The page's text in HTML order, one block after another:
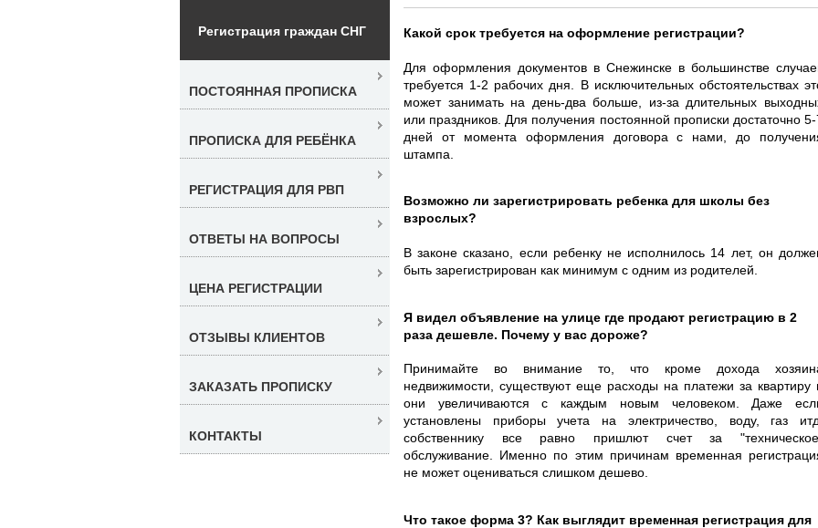
Какой срок требуется на оформление регистрации?
Для оформления документов в Снежинске в большинстве
требуется 1-2 рабочих дня. В исключительных обстоятельствах
может занимать на день-два больше, из-за длительных
или праздников. Для получения постоянной прописки достаточно 5-
дней от момента оформления договора с нами, до
штампа.
Возможно ли зарегистрировать ребенка для школы без
взрослых?
В законе сказано, если ребенку не исполнилось 14 лет, он
быть зарегистрирован как минимум с одним из родителей.
Я видел объявление на улице где продают регистрацию в 2
раза дешевле. Почему у вас дороже?
Принимайте во внимание то, что кроме дохода
недвижимости, существуют еще расходы на платежи за квартиру
они увеличиваются с каждым новым человеком. Даже
установлены приборы учета на электричество, воду, газ
собственнику все равно пришлют счет за
обслуживание. Именно по этим причинам временная
не может оцениваться слишком дешево.
Что такое форма 3? Как выглядит временная регистрация для
Регистрация граждан СНГ
ПОСТОЯННАЯ ПРОПИСКА
ПРОПИСКА ДЛЯ РЕБЁНКА
РЕГИСТРАЦИЯ ДЛЯ РВП
ОТВЕТЫ НА ВОПРОСЫ
ЦЕНА РЕГИСТРАЦИИ
ОТЗЫВЫ КЛИЕНТОВ
ЗАКАЗАТЬ ПРОПИСКУ
КОНТАКТЫ